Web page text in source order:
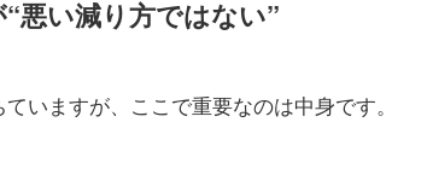
悪い減り方ではない”
いますが、ここで重要なのは中身です。